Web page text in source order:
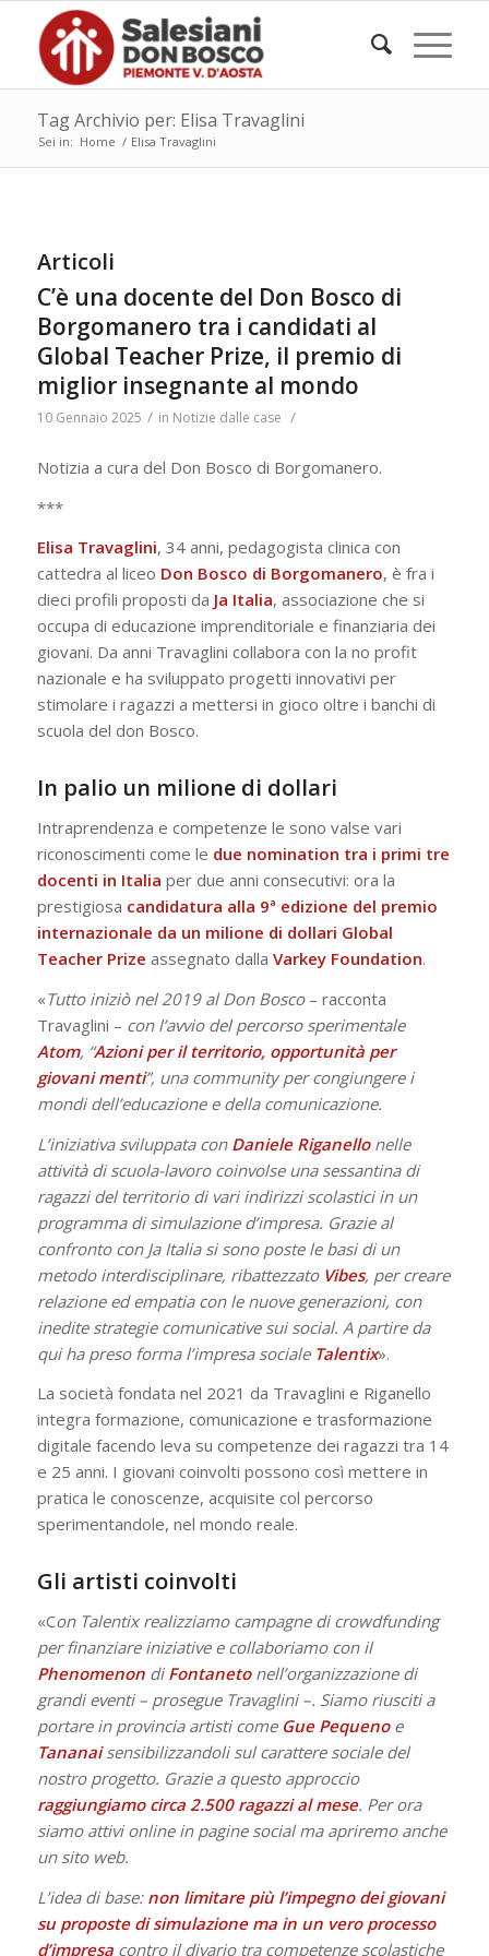
Tag Archivio per: Elisa Travaglini
Sei in: Home / Elisa Travaglini
Articoli
C’è una docente del Don Bosco di
Borgomanero tra i candidati al
Global Teacher Prize, il premio di
miglior insegnante al mondo
10 Gennaio 2025 / in Notizie dalle case /
Notizia a cura del Don Bosco di Borgomanero.
***
Elisa Travaglini, 34 anni, pedagogista clinica con
cattedra al liceo Don Bosco di Borgomanero, è fra i
dieci profili proposti da Ja Italia, associazione che si
occupa di educazione imprenditoriale e finanziaria dei
giovani. Da anni Travaglini collabora con la no profit
nazionale e ha sviluppato progetti innovativi per
stimolare i ragazzi a mettersi in gioco oltre i banchi di
scuola del don Bosco.
In palio un milione di dollari
Intraprendenza e competenze le sono valse vari
riconoscimenti come le due nomination tra i primi tre
docenti in Italia per due anni consecutivi: ora la
prestigiosa candidatura alla 9ª edizione del premio
internazionale da un milione di dollari Global
Teacher Prize assegnato dalla Varkey Foundation.
«Tutto iniziò nel 2019 al Don Bosco– racconta
Travaglini – con l’avvio del percorso sperimentale
Atom, “Azioni per il territorio, opportunità per
giovani menti”, una community per congiungere i
mondi dell’educazione e della comunicazione.
L’iniziativa sviluppata con Daniele Riganellonelle
attività di scuola-lavoro coinvolse una sessantina di
ragazzi del territorio di vari indirizzi scolastici in un
programma di simulazione d’impresa. Grazie al
confronto con Ja Italia si sono poste le basi di un
metodo interdisciplinare, ribattezzato Vibes, per creare
relazione ed empatia con le nuove generazioni, con
inedite strategie comunicative sui social. A partire da
qui ha preso forma l’impresa sociale Talentix».
La società fondata nel 2021 da Travaglini e Riganello
integra formazione, comunicazione e trasformazione
digitale facendo leva su competenze dei ragazzi tra 14
e 25 anni. I giovani coinvolti possono così mettere in
pratica le conoscenze, acquisite col percorso
sperimentandole, nel mondo reale.
Gli artisti coinvolti
«Con Talentix realizziamo campagne di crowdfunding
per finanziare iniziative e collaboriamo con il
PhenomenondiFontanetonell’organizzazione di
grandi eventi – prosegue Travaglini –. Siamo riusciti a
portare in provincia artisti come Gue Pequeno e
Tananaisensibilizzandoli sul carattere sociale del
nostro progetto. Grazie a questo approccio
raggiungiamo circa 2.500 ragazzi al mese. Per ora
siamo attivi online in pagine social ma apriremo anche
un sito web.
L’idea di base: non limitare più l’impegno dei giovani
su proposte di simulazione ma in un vero processo
d’impresacontro il divario tra competenze scolastiche